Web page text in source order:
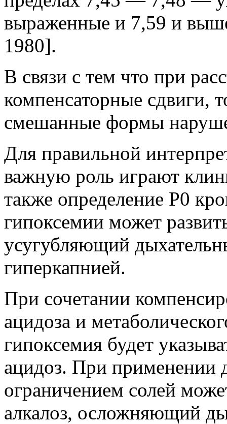
выраженные и 7,59 и
1980].
В связи с тем что при
компенсаторные сдвиги,
смешанные формы
Для правильной
важную роль играют
также определение Р0
гипоксемии может
усугубляющий
гиперкапнией.
При сочетании
ацидоза и
гипоксемия будет
ацидоз. При применении
ограничением солей
алкалоз, осложняющий